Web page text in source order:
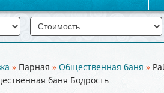
» Парная » Общественная баня »
баня Бодрость